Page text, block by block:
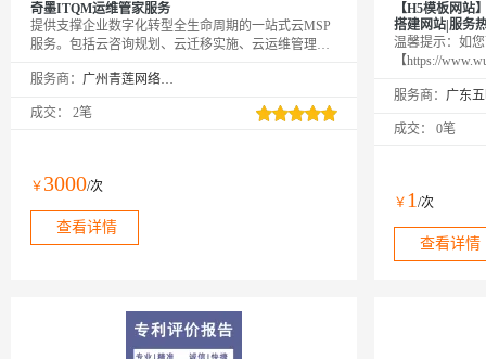
奇墨ITQM运维管家服务
提供支撑企业数字化转型全生命周期的一站式云MSP
服务。包括云咨询规划、云迁移实施、云运维管理、
好云、用好云。
服务商： 广州青莲网络科技有限公司
成交： 2笔
￥ 3000/次
查看详情
【H5模板网站
搭建网站|服务
温馨提示：如
【https://
品（如遇问题
服务每一位用
服务商：
成交： 0笔
￥ 1/次
查看详情